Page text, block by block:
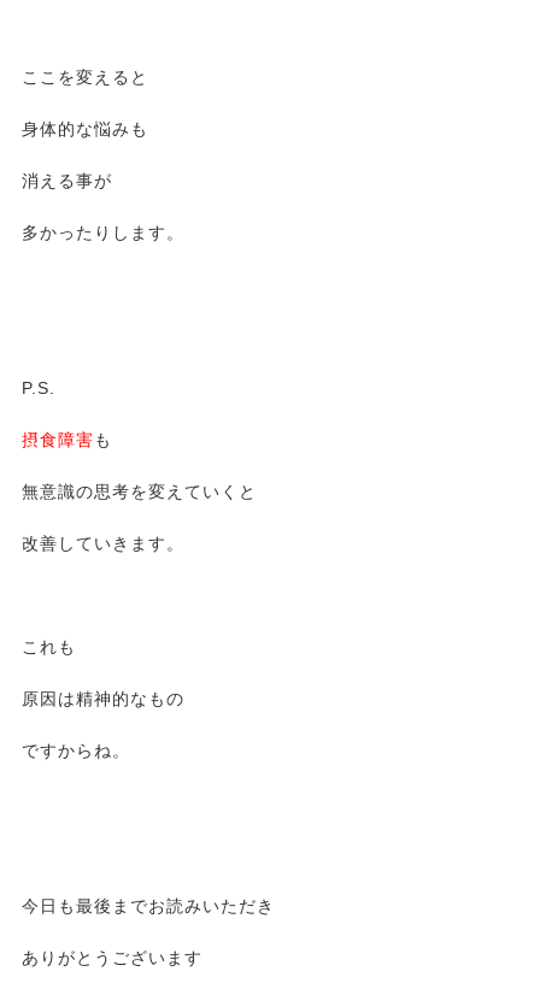
ここを変えると
身体的な悩みも
消える事が
多かったりします。
P.S.
摂食障害も
無意識の思考を変えていくと
改善していきます。
これも
原因は精神的なもの
ですからね。
今日も最後までお読みいただき
ありがとうございます